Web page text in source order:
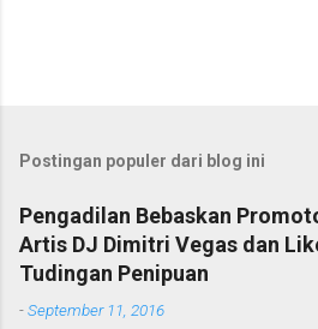
Postingan populer dari blog ini
Pengadilan Bebaskan
Artis DJ Dimitri Vegas dan
Tudingan Penipuan
-September 11, 2016